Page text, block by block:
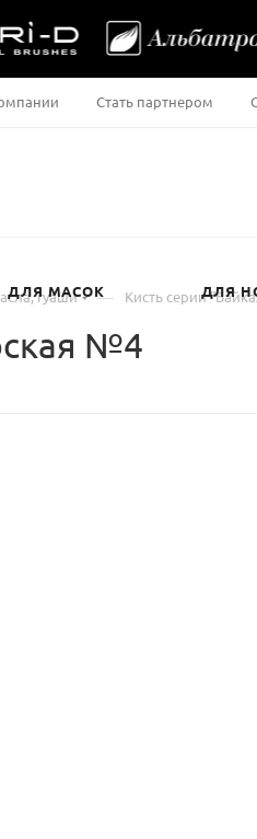
Стать партнером
ДЛЯ МАСОК ДЛЯ
гуаши — Кисть серии
№4